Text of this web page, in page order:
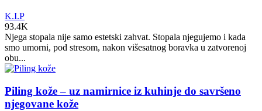
K.I.P
93.4K
Njega stopala nije samo estetski zahvat. Stopala njegujemo i kada
smo umorni, pod stresom, nakon višesatnog boravka u zatvorenoj
obu...
Piling kože – uz namirnice iz kuhinje do savršeno
njegovane kože